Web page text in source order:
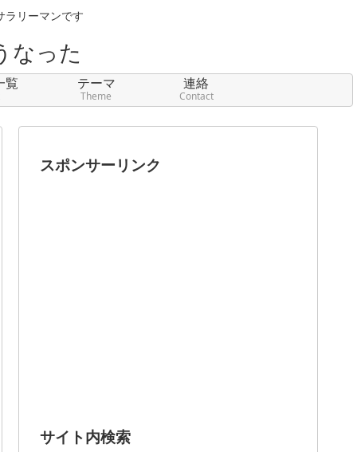
ラリーマンです
なった
覧
テーマ
Theme
連絡
Contact
スポンサーリンク
サイト内検索